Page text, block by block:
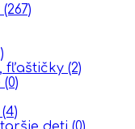
(267)
fľaštičky (2)
(0)
(4)